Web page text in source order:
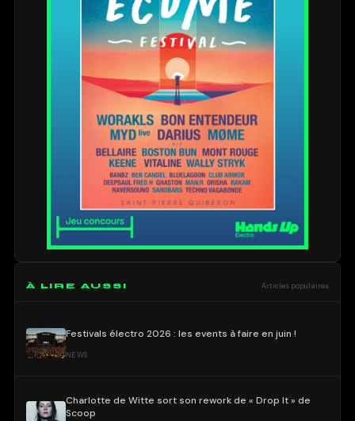
À LIRE AUSSI Articles populaires
Festivals électro 2026 : les events à faire en juin !
NEWS
Charlotte de Witte sort son rework de « Drop It » de
Scoop